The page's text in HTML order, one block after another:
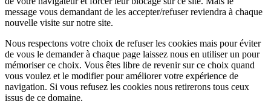
message vous demandant de les accepter/refuser reviendra à chaque
nouvelle visite sur notre site.
Nous respectons votre choix de refuser les cookies mais pour éviter
de vous le demander à chaque page laissez nous en utiliser un pour
mémoriser ce choix. Vous êtes libre de revenir sur ce choix quand
vous voulez et le modifier pour améliorer votre expérience de
navigation. Si vous refusez les cookies nous retirerons tous ceux
issus de ce domaine.